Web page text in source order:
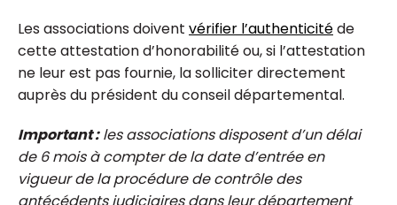
Les associations doivent vérifier l’authenticitéde
cette attestation d’honorabilité ou, si l’attestation
ne leur est pas fournie, la solliciter directement
auprès du président du conseil départemental.
Important :les associations disposent d’un délai
de 6 mois à compter de la date d’entrée en
vigueur de la procédure de contrôle des